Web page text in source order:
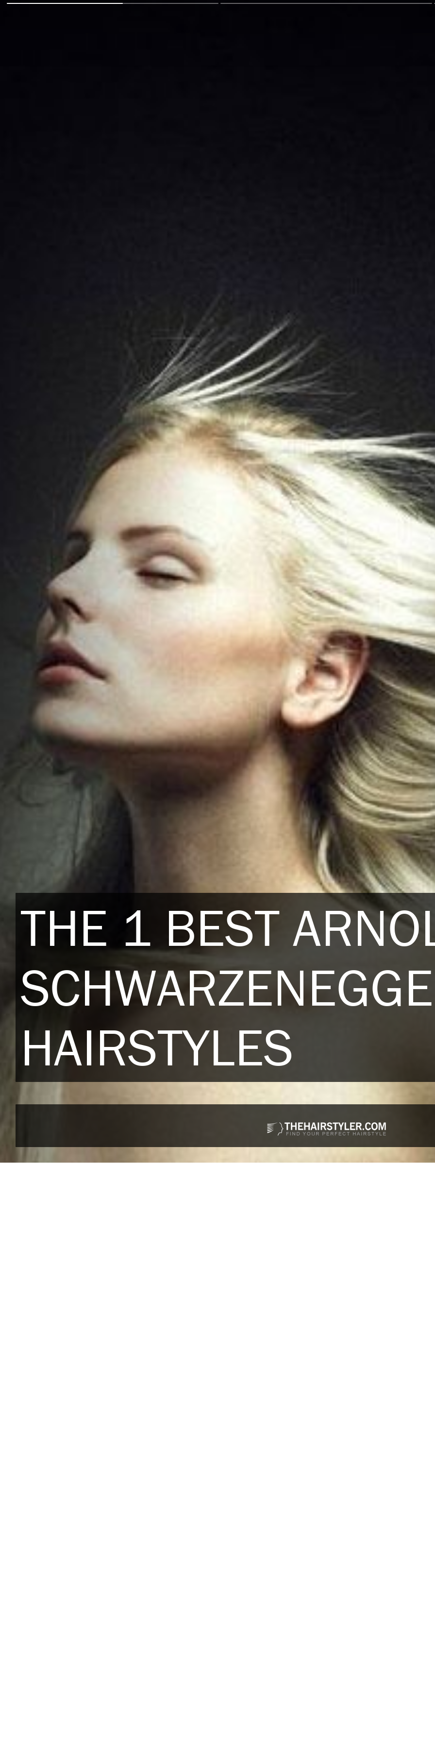
THE 1 BEST
HAIRSTYLES